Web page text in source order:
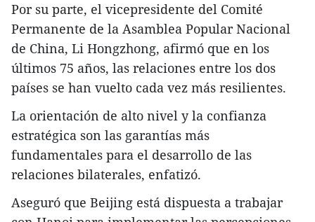
Por su parte, el vicepresidente del Comité
Permanente de la Asamblea Popular Nacional
de China, Li Hongzhong, afirmó que en los
últimos 75 años, las relaciones entre los dos
países se han vuelto cada vez más resilientes.
La orientación de alto nivel y la confianza
estratégica son las garantías más
fundamentales para el desarrollo de las
relaciones bilaterales, enfatizó.
Aseguró que Beijing está dispuesta a trabajar